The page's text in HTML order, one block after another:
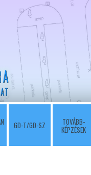
GD-T/GD-SZ
TOVÁBB-
KÉPZÉSEK